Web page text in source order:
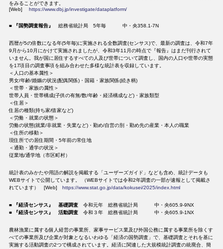
をみることができます。
[Web] https://www.dbj.jp/investigate/dataplatform/
■ 『国勢調査報告』 総務省統計局 5年毎 中・央358.1-7N
西暦が5の倍数になる年(5年毎)に実施される全数調査(センサス)で、最新の調査は、令和7年
9月から10月にかけて実施されましたが、令和3年11月の時点で『報告』はまだ刊行されて
いません。我が国に居住するすべての人及び世帯について調査し、国内の人口や世帯の実態
を17項目の調査事項を組み合わせた多様な統計表を収録しています。
＜人口の基本属性＞
男女/年齢/婚姻の状況(配偶関係)・国籍・家族関係(続き柄)
＜世帯・家族の属性＞
世帯人員・世帯構成(子供の有無/数/年齢・経済構成など)・家族類型
＜住居＞
住居の種類(持ち家/借家など)
＜労働・就業の状態＞
労働の状態(就業/非就業・失業など)・勤め/自営の別・勤め先の産業・本人の職業
＜住所の移動＞
現住所での居住期間・5年前の常住地
＜通勤・通学の状況＞
従業地/通学地（市区町村）
統計表のみかたや用語の解説を掲載する「ユーザーズガイド」なども含め、統計データも
WEBサイトで公開しています。 （WEBサイトでは令和2年調査の一部が速報として掲載さ
れています） [Web] https://www.stat.go.jp/data/kokusei/2025/index.html
■ 『経済センサス』 基礎調査令和元年 総務省統計局 中・央605.9-9NX
■
『経済センサス』 活動調査令和３年 総務省統計局 中・央605.9-1NX
農林漁業に属する個人経営の事業所、家事サービス業及び外国公務に属する事業所を除くす
べての事業所及び企業が対象となるいわゆる「経済の国勢調査」で、基礎調査とそれを基に
実施する活動調査の2つで構成されています。経済に関連した大規模統計調査の統廃合、簡